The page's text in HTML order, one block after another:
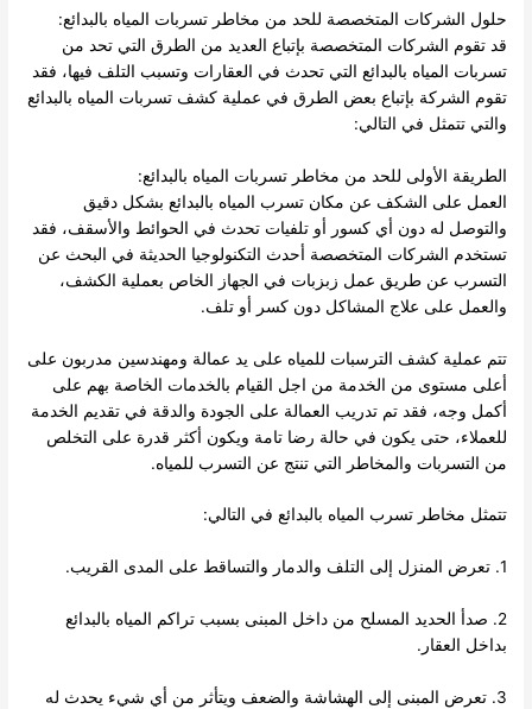
حلول الشركات المتخصصة للحد من مخاطر تسربات المياه بالبدائع:
قد تقوم الشركات المتخصصة بإتباع العديد من الطرق التي تحد من
تسربات المياه بالبدائع التي تحدث في العقارات وتسبب التلف فيها، فقد
تقوم الشركة بإتباع بعض الطرق في عملية كشف تسربات المياه بالبدائع
والتي تتمثل في التالي:
الطريقة الأولى للحد من مخاطر تسربات المياه بالبدائع:
العمل على الشكف عن مكان تسرب المياه بالبدائع بشكل دقيق
والتوصل له دون أي كسور أو تلفيات تحدث في الحوائط والأسقف، فقد
تستخدم الشركات المتخصصة أحدث التكنولوجيا الحديثة في البحث عن
التسرب عن طريق عمل زبزبات في الجهاز الخاص بعملية الكشف،
والعمل على علاج المشاكل دون كسر أو تلف.
تتم عملية كشف الترسبات للمياه على يد عمالة ومهندسين مدربون على
أعلى مستوى من الخدمة من اجل القيام بالخدمات الخاصة بهم على
أكمل وجه، فقد تم تدريب العمالة على الجودة والدقة في تقديم الخدمة
للعملاء، حتى يكون في حالة رضا تامة ويكون أكثر قدرة على التخلص
من التسربات والمخاطر التي تنتج عن التسرب للمياه.
تتمثل مخاطر تسرب المياه بالبدائع في التالي:
1. تعرض المنزل إلى التلف والدمار والتساقط على المدى القريب.
2. صدأ الحديد المسلح من داخل المبنى بسبب تراكم المياه بالبدائع
بداخل العقار.
3. تعرض المبنى إلى الهشاشة والضعف ويتأثر من أي شيء يحدث له